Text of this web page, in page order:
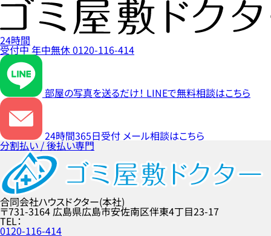
24時間
受付中年中無休0120-116-414
部屋の写真を送るだけ！ LINEで無料相談はこちら
24時間365日受付 メール相談はこちら
分割払い / 後払い専門
合同会社ハウスドクター(本社)
〒731-3164 広島県広島市安佐南区伴東4丁目23-17
TEL
0120-116-414